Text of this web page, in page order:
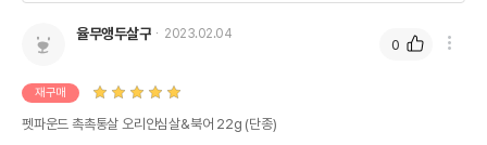
율무앵두살구 2023.02.04
재구매
펫파운드 촉촉통살 오리안심살&북어 22g (단종)
0